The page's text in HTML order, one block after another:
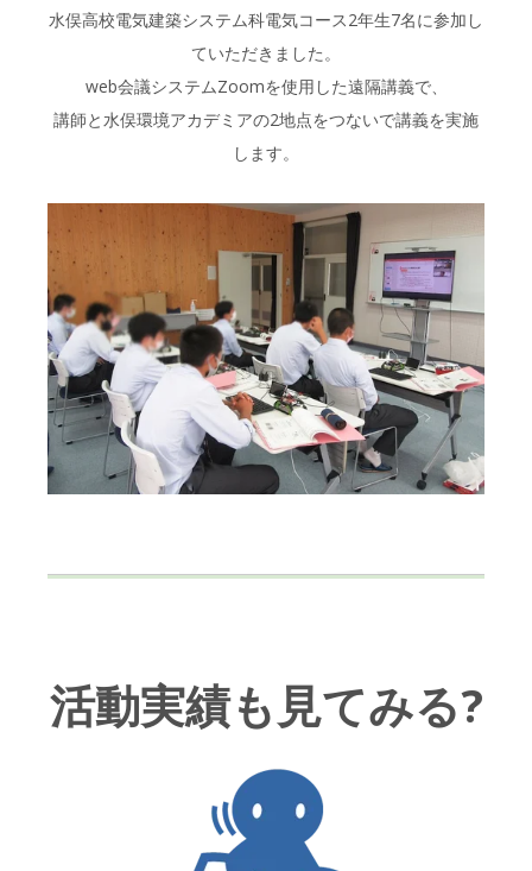
水俣高校電気建築システム科電気コース2年生7名に参加し
ていただきました。
web会議システムZoomを使用した遠隔講義で、
講師と水俣環境アカデミアの2地点をつないで講義を実施
します。
活動実績も見てみる?